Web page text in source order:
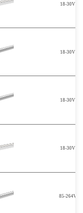
18-30V
18-30V
18-30V
18-30V
85-264V